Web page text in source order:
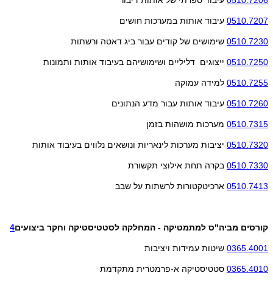
0510.7207 עיבוד אותות במערכות חושים
0510.7230 שימושים של קודים עבור ביג דאטה ורשתות
0510.7250 ייצוגים דליליים ושימושיהם בעיבוד אותות ותמונות
0510.7255 למידה עמוקה
0510.7260 עיבוד אותות עבור מדע הנתונים
0510.7315 מערכות מושהות בזמן
0510.7320 יציבות מערכות לינאריות ונושאים נלווים בעיבוד אותות
0510.7330 בקרה תחת אילוצי תקשורת
0510.7413 ארכיטקטורות לרשתות על שבב
קורסים מביה"ס למתמטיקה - המחלקה לסטטיסטיקה וחקר ביצועים4
0365.4001 שיטות עמידות ויציבות
0365.4010 סטטיסטיקה א-פרמטרית מתקדמת